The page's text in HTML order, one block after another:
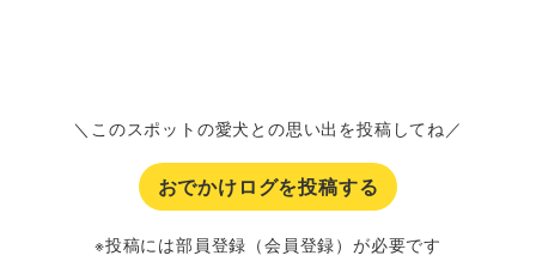
＼このスポットの愛犬との思い出を投稿してね／
おでかけログを投稿する
※投稿には部員登録（会員登録）が必要です